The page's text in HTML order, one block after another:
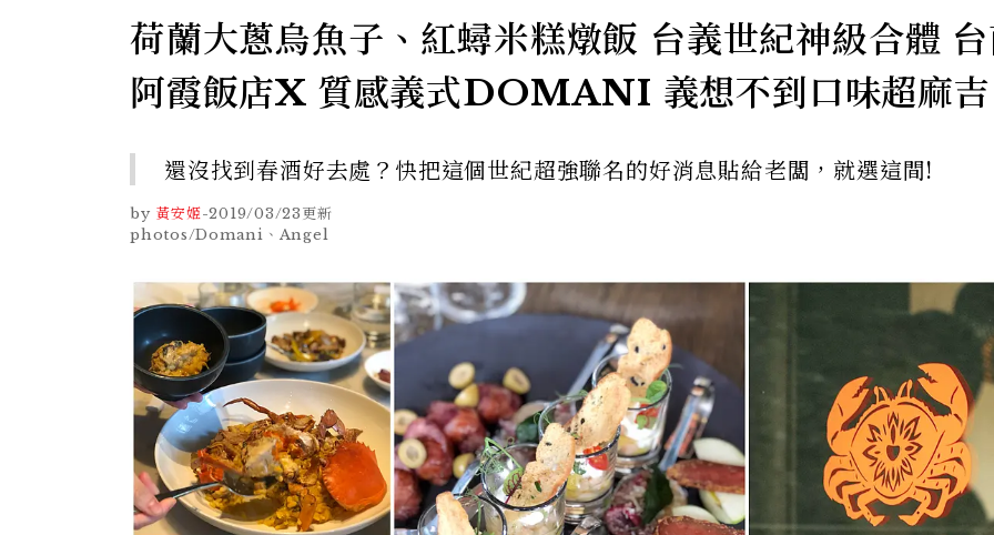
荷蘭大蔥烏魚子、紅蟳米糕燉飯 台義世紀神級合體
阿霞飯店X 質感義式DOMANI 義想不到口味超麻吉
還沒找到春酒好去處？快把這個世紀超強聯名的好消息貼給老闆，就選這間!
by 黃安姬-2019/03/23更新
photos/Domani、Angel